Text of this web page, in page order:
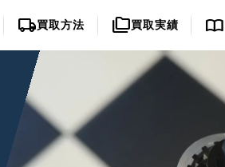
local_shipping買取方法 folder_copy買取実績 import_contacts